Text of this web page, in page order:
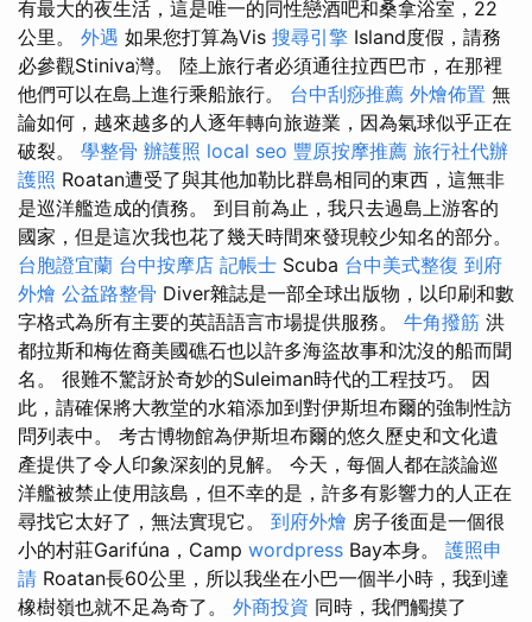
有最大的夜生活，這是唯一的同性戀酒吧和桑拿浴室，22
公里。 外遇 如果您打算為Vis 搜尋引擎 Island度假，請務
必參觀Stiniva灣。 陸上旅行者必須通往拉西巴市，在那裡
他們可以在島上進行乘船旅行。 台中刮痧推薦 外燴佈置 無
論如何，越來越多的人逐年轉向旅遊業，因為氣球似乎正在
破裂。 學整骨 辦護照 local seo 豐原按摩推薦 旅行社代辦
護照 Roatan遭受了與其他加勒比群島相同的東西，這無非
是巡洋艦造成的債務。 到目前為止，我只去過島上游客的
國家，但是這次我也花了幾天時間來發現較少知名的部分。
台胞證宜蘭 台中按摩店 記帳士 Scuba 台中美式整復 到府
外燴 公益路整骨 Diver雜誌是一部全球出版物，以印刷和數
字格式為所有主要的英語語言市場提供服務。 牛角撥筋 洪
都拉斯和梅佐裔美國礁石也以許多海盜故事和沈沒的船而聞
名。 很難不驚訝於奇妙的Suleiman時代的工程技巧。 因
此，請確保將大教堂的水箱添加到對伊斯坦布爾的強制性訪
問列表中。 考古博物館為伊斯坦布爾的悠久歷史和文化遺
產提供了令人印象深刻的見解。 今天，每個人都在談論巡
洋艦被禁止使用該島，但不幸的是，許多有影響力的人正在
尋找它太好了，無法實現它。 到府外燴 房子後面是一個很
小的村莊Garifúna，Camp wordpress Bay本身。 護照申
請 Roatan長60公里，所以我坐在小巴一個半小時，我到達
橡樹嶺也就不足為奇了。 外商投資 同時，我們觸摸了